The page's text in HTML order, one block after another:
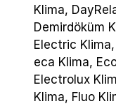
Klima,
Demirdöküm
Electric
eca Klima,
Electrolux
Klima, Fluo